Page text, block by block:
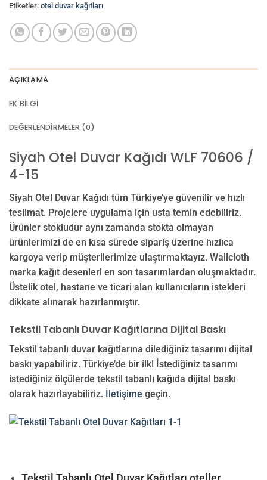
Etiketler: otel duvar kağıtları
AÇIKLAMA
EK BILGI
DEĞERLENDIRMELER (0)
Siyah Otel Duvar Kağıdı WLF 70606 /
4-15
Siyah Otel Duvar Kağıdı tüm Türkiye’ye güvenilir ve hızlı
teslimat. Projelere uygulama için usta temin edebiliriz.
Ürünler stokludur aynı zamanda stokta olmayan
ürünlerimizi de en kısa sürede sipariş üzerine hızlıca
kargoya verip müşterilerimize ulaştırmaktayız. Wallcloth
marka kağıt desenleri en son tasarımlardan oluşmaktadır.
Üstelik otel, hastane ve ticari alan kullanıcıların istekleri
dikkate alınarak hazırlanmıştır.
Tekstil Tabanlı Duvar Kağıtlarına Dijital Baskı
Tekstil tabanlı duvar kağıtlarına dilediğiniz tasarımı dijital
baskı yapabiliriz. Türkiye’de bir ilk! İstediğiniz tasarımı
istediğiniz ölçülerde tekstil tabanlı kağıda dijital baskı
olarak hazırlayabiliriz. İletişime geçin.